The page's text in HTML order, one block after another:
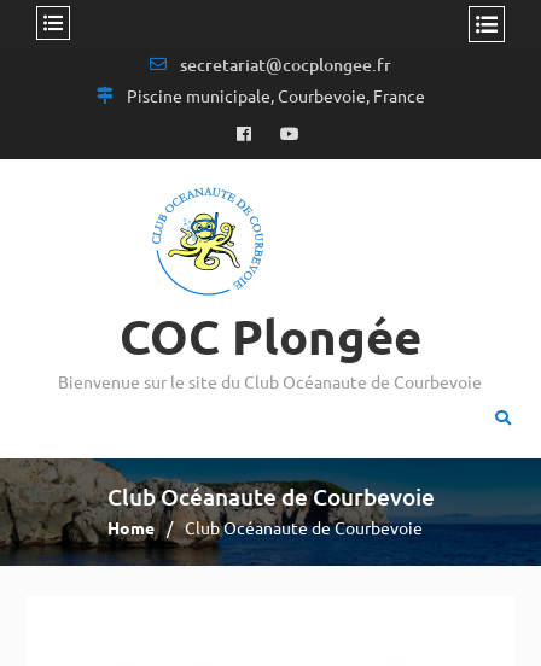
secretariat@cocplongee.fr
Piscine municipale, Courbevoie, France
COC Plongée
Bienvenue sur le site du Club Océanaute de Courbevoie
Club Océanaute de Courbevoie
Home Club Océanaute de Courbevoie